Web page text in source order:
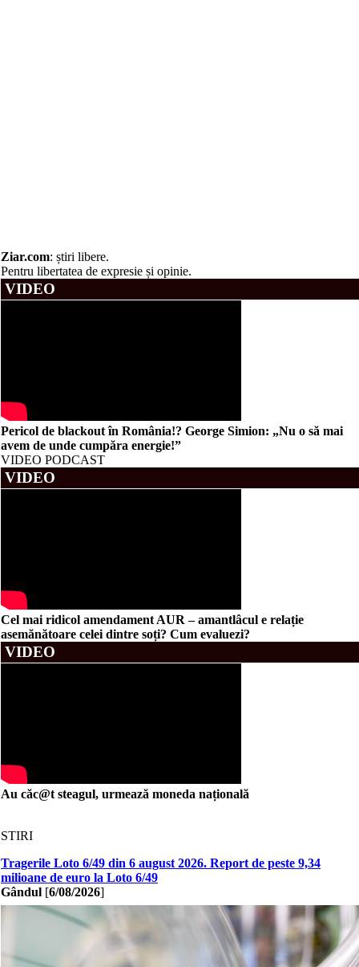
Ziar.com: știri libere.
Pentru libertatea de expresie și opinie.
VIDEO
Pericol de blackout în România!? George Simion: „Nu o să mai
avem de unde cumpăra energie!”
VIDEO PODCAST
VIDEO
Cel mai ridicol amendament AUR – amantlâcul e relație
asemănătoare celei dintre soți? Cum evaluezi?
VIDEO
Au căc@t steagul, urmează moneda națională
STIRI
Tragerile Loto 6/49 din 6 august 2026. Report de peste 9,34
milioane de euro la Loto 6/49
Gândul [6/08/2026]